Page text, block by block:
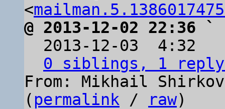
<
@ 2013-12-02 22:36
2013-12-03  4:32
0 siblings, 1
From: Mikhail Shirkov
( permalink / raw)